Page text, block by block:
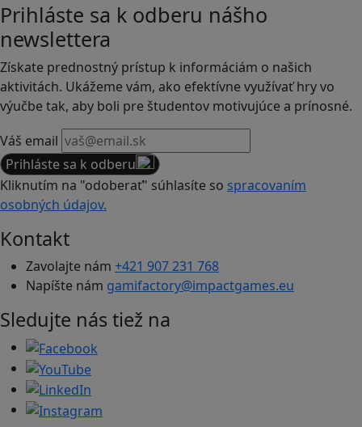
Prihláste sa k odberu nášho
newslettera
Získate prednostný prístup k informáciám o našich
aktivitách. Ukážeme vám, ako efektívne využívať hry vo
výučbe tak, aby boli pre študentov motivujúce a prínosné.
Váš email
Prihláste sa k odberu
Kliknutím na "odoberať" súhlasíte so spracovaním
osobných údajov.
Kontakt
Zavolajte nám +421 907 231 768
Napíšte nám gamifactory@impactgames.eu
Sledujte nás tiež na